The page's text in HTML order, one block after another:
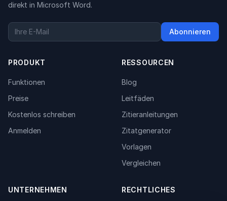
direkt in Microsoft Word.
Abonnieren
PRODUKT
Funktionen
Preise
Kostenlos schreiben
Anmelden
RESSOURCEN
Blog
Leitfäden
Zitieranleitungen
Zitatgenerator
Vorlagen
Vergleichen
UNTERNEHMEN RECHTLICHES